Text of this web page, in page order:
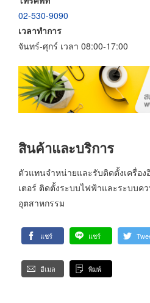
02-530-9090
เวลาทำการ
จันทร์-ศุกร์ เวลา 08:00-17:00
สินค้าและบริการ
ตัวแทนจำหน่ายและรับติดตั้งเครื่อง
เตอร์ ติดตั้งระบบไฟฟ้าและระบบค
อุตสาหกรรม
แชร์ แชร์
อีเมล พิมพ์